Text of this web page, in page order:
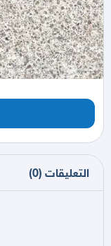
التعليقات (
0
)